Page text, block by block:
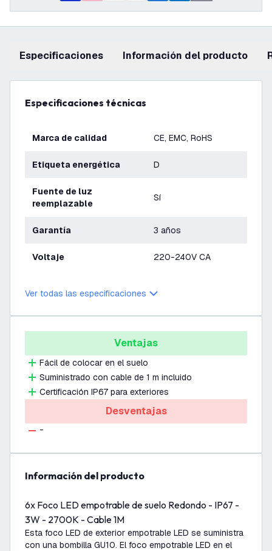
Especificaciones información del producto
Especificaciones técnicas
Marca de calidad CE, EMC, RoHS
Etiqueta energética D
Fuente de luz
reemplazable
Sí
Garantía 3 años
Voltaje 220-240V CA
Ver todas las especificaciones
Ventajas
Fácil de colocar en el suelo
Suministrado con cable de 1 m incluido
Certificación IP67 para exteriores
Desventajas
-
información del producto
6x Foco LED empotrable de suelo Redondo - IP67 -
3W - 2700K - Cable 1M
Esta foco LED de exterior empotrable LED se suministra
con una bombilla GU10. El foco empotrable LED en el